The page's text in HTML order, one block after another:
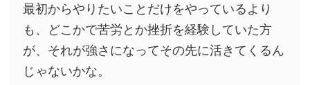
最初からやりたいことだけをやっているより
も、どこかで苦労とか挫折を経験していた方
が、それが強さになってその先に活きてくるん
じゃないかな。